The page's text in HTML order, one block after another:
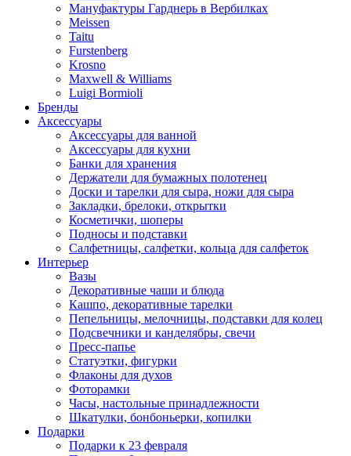
Мануфактуры Гарднерь в Вербилках
Meissen
Taitu
Furstenberg
Krosno
Maxwell & Williams
Luigi Bormioli
Бренды
Аксессуары
Аксессуары для ванной
Аксессуары для кухни
Банки для хранения
Держатели для бумажных полотенец
Доски и тарелки для сыра, ножи для сыра
Закладки, брелоки, открытки
Косметички, шоперы
Подносы и подставки
Салфетницы, салфетки, кольца для салфеток
Интерьер
Вазы
Декоративные чаши и блюда
Кашпо, декоративные тарелки
Пепельницы, мелочницы, подставки для колец
Подсвечники и канделябры, свечи
Пресс-папье
Статуэтки, фигурки
Флаконы для духов
Фоторамки
Часы, настольные принадлежности
Шкатулки, бонбоньерки, копилки
Подарки
Подарки к 23 февраля